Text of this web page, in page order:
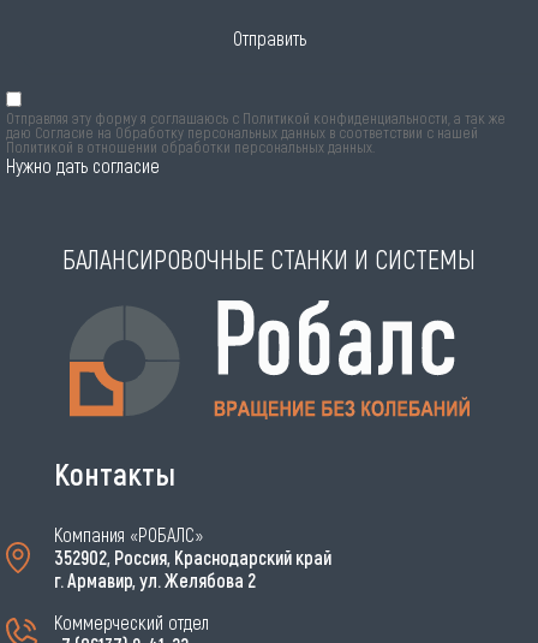
Отправить
Отправляя эту форму я соглашаюсь с Политикой конфиденциальности , а так же
даю Согласие на Обработку персональных данных в соответствии с нашей
Политикой в отношении обработки персональных данных
Нужно дать согласие
БАЛАНСИРОВОЧНЫЕ СТАНКИ И СИСТЕМЫ
Контакты
Компания «РОБАЛС»
352902, Россия, Краснодарский край
г. Армавир, ул. Желябова 2
Коммерческий отдел